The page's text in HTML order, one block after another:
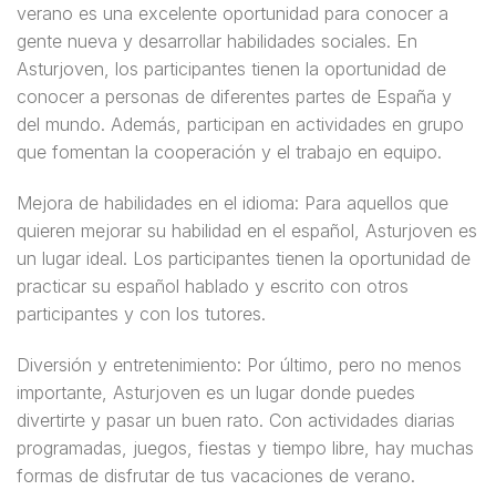
verano es una excelente oportunidad para conocer a
gente nueva y desarrollar habilidades sociales. En
Asturjoven, los participantes tienen la oportunidad de
conocer a personas de diferentes partes de España y
del mundo. Además, participan en actividades en grupo
que fomentan la cooperación y el trabajo en equipo.
Mejora de habilidades en el idioma: Para aquellos que
quieren mejorar su habilidad en el español, Asturjoven es
un lugar ideal. Los participantes tienen la oportunidad de
practicar su español hablado y escrito con otros
participantes y con los tutores.
Diversión y entretenimiento: Por último, pero no menos
importante, Asturjoven es un lugar donde puedes
divertirte y pasar un buen rato. Con actividades diarias
programadas, juegos, fiestas y tiempo libre, hay muchas
formas de disfrutar de tus vacaciones de verano.